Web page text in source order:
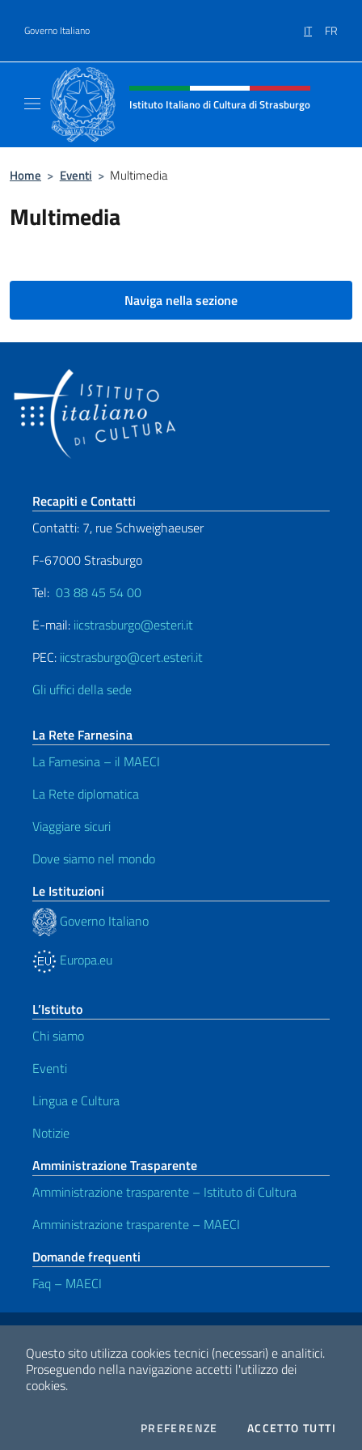
Questo sito utilizza cookies tecnici (necessari) e analitici.
Proseguendo nella navigazione accetti l'utilizzo dei
cookies.
PREFERENZE COOKIESACCETTO TUTTI
Governo Italiano IT FR
Intestazione sito, social e menù
Istituto Italiano di Cultura di Strasburgo
Home > Eventi > Multimedia
Multimedia
Naviga nella sezione
Sezione footer
Recapiti e Contatti
Contatti: 7, rue Schweighaeuser
F-67000 Strasburgo
Tel: 03 88 45 54 00
E-mail: iicstrasburgo@esteri.it
PEC: iicstrasburgo@cert.esteri.it
Gli uffici della sede
La Rete Farnesina
La Farnesina – il MAECI
La Rete diplomatica
Viaggiare sicuri
Dove siamo nel mondo
Le Istituzioni
Governo Italiano
Europa.eu
L’Istituto
Chi siamo
Eventi
Lingua e Cultura
Notizie
Amministrazione Trasparente
Amministrazione trasparente – Istituto di Cultura
Amministrazione trasparente – MAECI
Domande frequenti
Faq – MAECI
Link Utili